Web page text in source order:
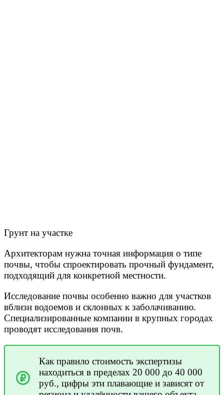
Грунт на участке
Архитекторам нужна точная информация о типе
почвы, чтобы спроектировать прочный фундамент,
подходящий для конкретной местности.
Исследование почвы особенно важно для участков
вблизи водоемов и склонных к заболачиванию.
Специализированные компании в крупных городах
проводят исследования почв.
Как правило стоимость экспертизы
находиться в пределах 20 000 до 40 000
руб., цифры эти плавающие и зависят от